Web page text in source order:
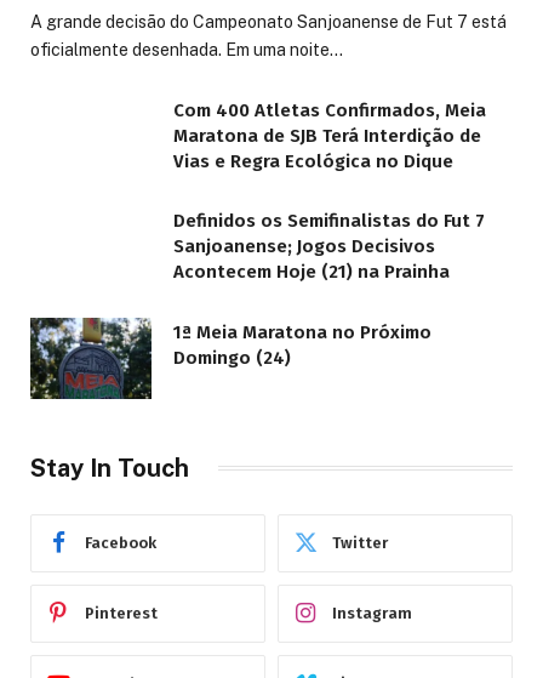
A grande decisão do Campeonato Sanjoanense de Fut 7 está
oficialmente desenhada. Em uma noite…
Com 400 Atletas Confirmados, Meia
Maratona de SJB Terá Interdição de
Vias e Regra Ecológica no Dique
Definidos os Semifinalistas do Fut 7
Sanjoanense; Jogos Decisivos
Acontecem Hoje (21) na Prainha
1ª Meia Maratona no Próximo
Domingo (24)
Stay In Touch
Facebook Twitter
Pinterest Instagram